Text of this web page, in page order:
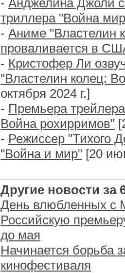
- Анджелина Джоли
триллера "Война
- Аниме "Властелин
проваливается в
- Кристофер Ли
"Властелин колец:
октября 2024 г.]
- Премьера
Война рохирримов"
- Режиссер "Тихого
"Война и мир" [20
Другие новости за
День влюбленных с
Российскую
до мая
Начинается борьба
кинофестиваля